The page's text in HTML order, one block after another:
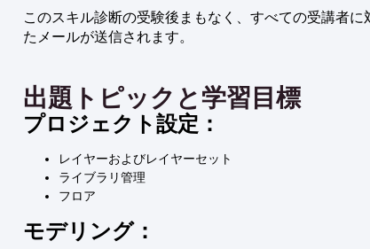
このスキル診断の受験後まもなく、すべての受講者
たメールが送信されます。
出題トピックと学習目標
プロジェクト設定：
レイヤーおよびレイヤーセット
ライブラリ管理
フロア
モデリング：